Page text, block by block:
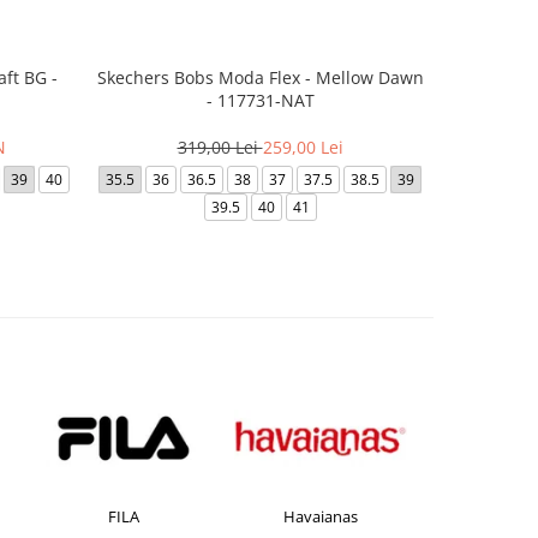
BG -
39 40
Skechers Bobs Moda Flex - Mellow Dawn
- 117731-NAT
319,00 Lei259,00 Lei
35.5 36 36.5 38 37 37.5 38.5
39
39.5
40 41
Havaianas JACK &JONES